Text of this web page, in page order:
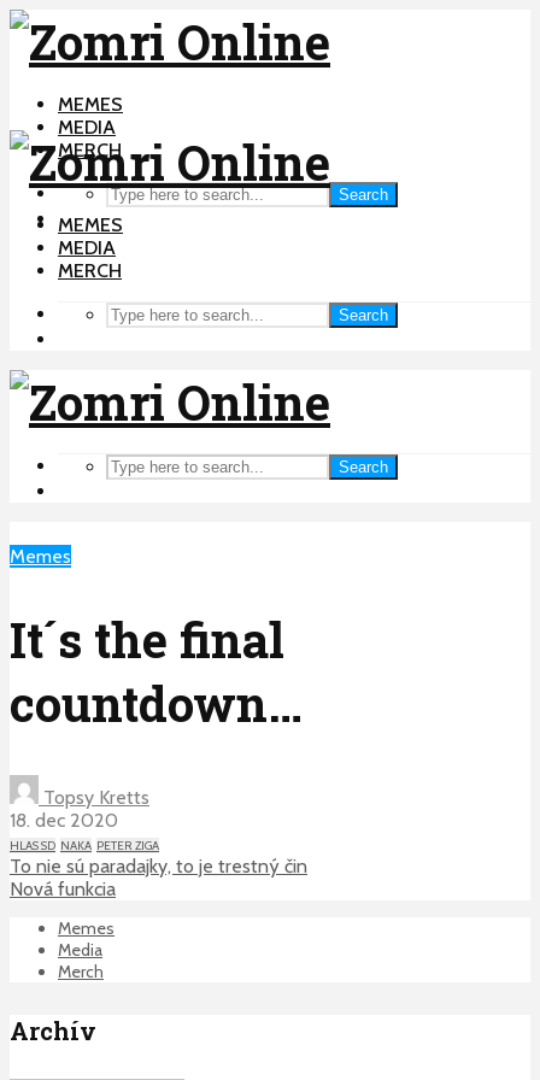
MEMES
MEDIA
MERCH
Search
MEMES
MEDIA
MERCH
Search
Search
Memes
It´s the final
countdown…
Topsy Kretts
18. dec 2020
HLAS SD NAKA PETER ZIGA
To nie sú paradajky, to je trestný čin
Nová funkcia
Memes
Media
Merch
Archív